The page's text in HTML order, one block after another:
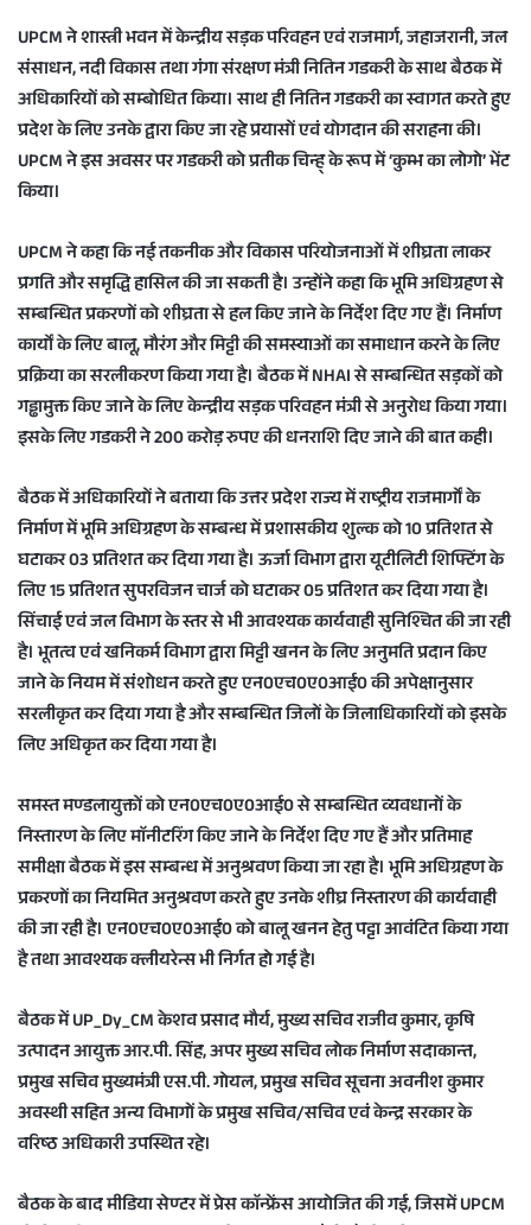
UPCM ने शास्त्री भवन में केन्द्रीय सड़क परिवहन एवं राजमार्ग, जहाजरानी, जल
संसाधन, नदी विकास तथा गंगा संरक्षण मंत्री नितिन गडकरी के साथ बैठक में
अधिकारियों को सम्बोधित किया। साथ ही नितिन गडकरी का स्वागत करते हुए
प्रदेश के लिए उनके द्वारा किए जा रहे प्रयासों एवं योगदान की सराहना की।
UPCM ने इस अवसर पर गडकरी को प्रतीक चिन्ह् के रूप में ‘कुम्भ का लोगो’ भेंट
किया।
UPCM ने कहा कि नई तकनीक और विकास परियोजनाओं में शीघ्रता लाकर
प्रगति और समृद्धि हासिल की जा सकती है। उन्होंने कहा कि भूमि अधिग्रहण से
सम्बन्धित प्रकरणों को शीघ्रता से हल किए जाने के निर्देश दिए गए हैं। निर्माण
कार्यों के लिए बालू, मौरंग और मिट्टी की समस्याओं का समाधान करने के लिए
प्रक्रिया का सरलीकरण किया गया है। बैठक में NHAI से सम्बन्धित सड़कों को
गड्ढामुक्त किए जाने के लिए केन्द्रीय सड़क परिवहन मंत्री से अनुरोध किया गया।
इसके लिए गडकरी ने 200 करोड़ रुपए की धनराशि दिए जाने की बात कही।
बैठक में अधिकारियों ने बताया कि उत्तर प्रदेश राज्य में राष्ट्रीय राजमार्गों के
निर्माण में भूमि अधिग्रहण के सम्बन्ध में प्रशासकीय शुल्क को 10 प्रतिशत से
घटाकर 03 प्रतिशत कर दिया गया है। ऊर्जा विभाग द्वारा यूटीलिटी शिफ्टिंग के
लिए 15 प्रतिशत सुपरविजन चार्ज को घटाकर 05 प्रतिशत कर दिया गया है।
सिंचाई एवं जल विभाग के स्तर से भी आवश्यक कार्यवाही सुनिश्चित की जा रही
है। भूतत्व एवं खनिकर्म विभाग द्वारा मिट्टी खनन के लिए अनुमति प्रदान किए
जाने के नियम में संशोधन करते हुए एन0एच0ए0आई0 की अपेक्षानुसार
सरलीकृत कर दिया गया है और सम्बन्धित जिलों के जिलाधिकारियों को इसके
लिए अधिकृत कर दिया गया है।
समस्त मण्डलायुक्तों को एन0एच0ए0आई0 से सम्बन्धित व्यवधानों के
निस्तारण के लिए माॅनीटरिंग किए जाने के निर्देश दिए गए हैं और प्रतिमाह
समीक्षा बैठक में इस सम्बन्ध में अनुश्रवण किया जा रहा है। भूमि अधिग्रहण के
प्रकरणों का नियमित अनुश्रवण करते हुए उनके शीघ्र निस्तारण की कार्यवाही
की जा रही है। एन0एच0ए0आई0 को बालू खनन हेतु पट्टा आवंटित किया गया
है तथा आवश्यक क्लीयरेन्स भी निर्गत हो गई है।
बैठक में UP_Dy_CM केशव प्रसाद मौर्य, मुख्य सचिव राजीव कुमार, कृषि
उत्पादन आयुक्त आर.पी. सिंह, अपर मुख्य सचिव लोक निर्माण सदाकान्त,
प्रमुख सचिव मुख्यमंत्री एस.पी. गोयल, प्रमुख सचिव सूचना अवनीश कुमार
अवस्थी सहित अन्य विभागों के प्रमुख सचिव/सचिव एवं केन्द्र सरकार के
वरिष्ठ अधिकारी उपस्थित रहे।
बैठक के बाद मीडिया सेण्टर में प्रेस काॅन्फ्रेंस आयोजित की गई, जिसमें UPCM